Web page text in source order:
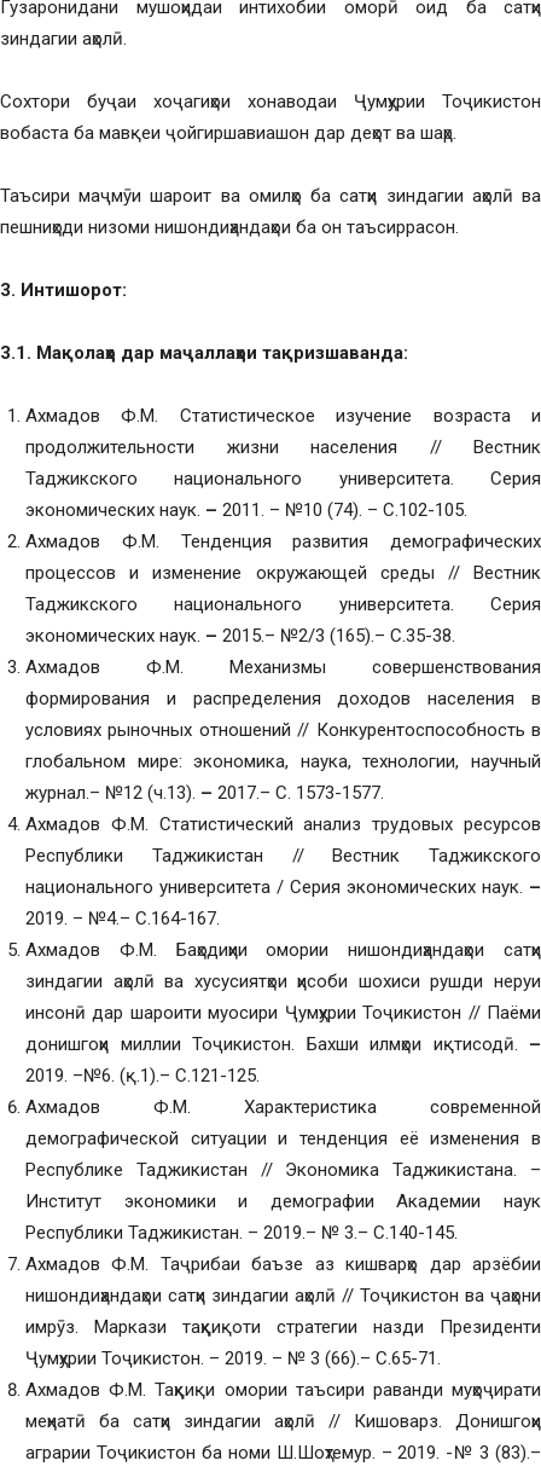
Гузаронидани мушоҳидаи интихобии оморӣ оид ба сатҳи
зиндагии аҳолӣ.
Сохтори буҷаи хоҷагиҳои хонаводаи Ҷумҳурии Тоҷикистон
вобаста ба мавқеи ҷойгиршавиашон дар деҳот ва шаҳр.
Таъсири маҷмӯи шароит ва омилҳо ба сатҳи зиндагии аҳолӣ ва
пешниҳоди низоми нишондиҳандаҳои ба он таъсиррасон.
3. Интишорот:
3.1. Мақолаҳо дар маҷаллаҳои тақризшаванда:
Ахмадов Ф.М. Статистическое изучение возраста и
продолжительности жизни населения // Вестник
Таджикского национального университета. Серия
экономических наук. – 2011. – №10 (74). – С.102-105.
Ахмадов Ф.М. Тенденция развития демографических
процессов и изменение окружающей среды // Вестник
Таджикского национального университета. Серия
экономических наук. – 2015.– №2/3 (165).– С.35-38.
Ахмадов Ф.М. Механизмы совершенствования
формирования и распределения доходов населения в
условиях рыночных отношений // Конкурентоспособность в
глобальном мире: экономика, наука, технологии, научный
журнал.– №12 (ч.13). – 2017.– С. 1573-1577.
Ахмадов Ф.М. Статистический анализ трудовых ресурсов
Республики Таджикистан // Вестник Таджикского
национального университета / Серия экономических наук. –
2019. – №4.– С.164-167.
Ахмадов Ф.М. Баҳодиҳии омории нишондиҳандаҳои сатҳи
зиндагии аҳолӣ ва хусусиятҳои ҳисоби шохиси рушди неруи
инсонӣ дар шароити муосири Ҷумҳурии Тоҷикистон // Паёми
донишгоҳи миллии Тоҷикистон. Бахши илмҳои иқтисодӣ. –
2019. –№6. (қ.1).– С.121-125.
Ахмадов Ф.М. Характеристика современной
демографической ситуации и тенденция её изменения в
Республике Таджикистан // Экономика Таджикистана. –
Институт экономики и демографии Академии наук
Республики Таджикистан. – 2019.– № 3.– С.140-145.
Ахмадов Ф.М. Таҷрибаи баъзе аз кишварҳо дар арзёбии
нишондиҳандаҳои сатҳи зиндагии аҳолӣ // Тоҷикистон ва ҷаҳони
имрӯз. Маркази таҳқиқоти стратегии назди Президенти
Ҷумҳурии Тоҷикистон. – 2019. – № 3 (66).– С.65-71.
Ахмадов Ф.М. Таҳқиқи омории таъсири раванди муҳоҷирати
меҳнатӣ ба сатҳи зиндагии аҳолӣ // Кишоварз. Донишгоҳи
аграрии Тоҷикистон ба номи Ш.Шоҳтемур. – 2019. -№ 3 (83).–